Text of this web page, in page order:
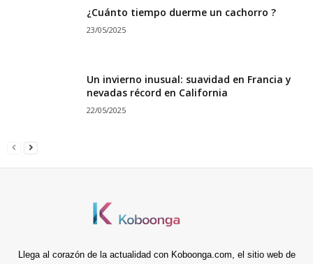
¿Cuánto tiempo duerme un cachorro ?
23/05/2025
Un invierno inusual: suavidad en Francia y
nevadas récord en California
22/05/2025
Llega al corazón de la actualidad con Koboonga.com, el sitio web de